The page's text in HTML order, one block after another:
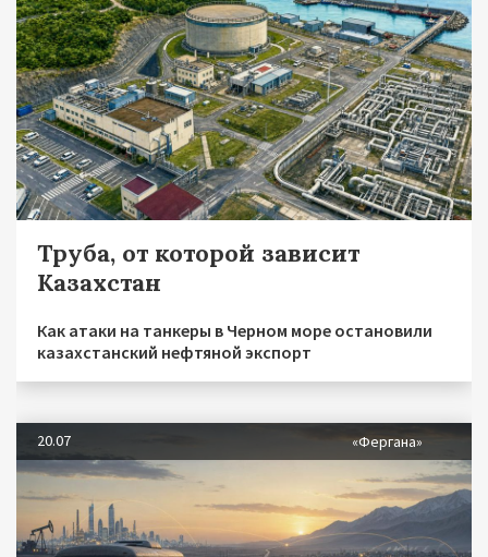
Труба, от которой зависит
Казахстан
Как атаки на танкеры в Черном море остановили
казахстанский нефтяной экспорт
20.07 «Фергана»